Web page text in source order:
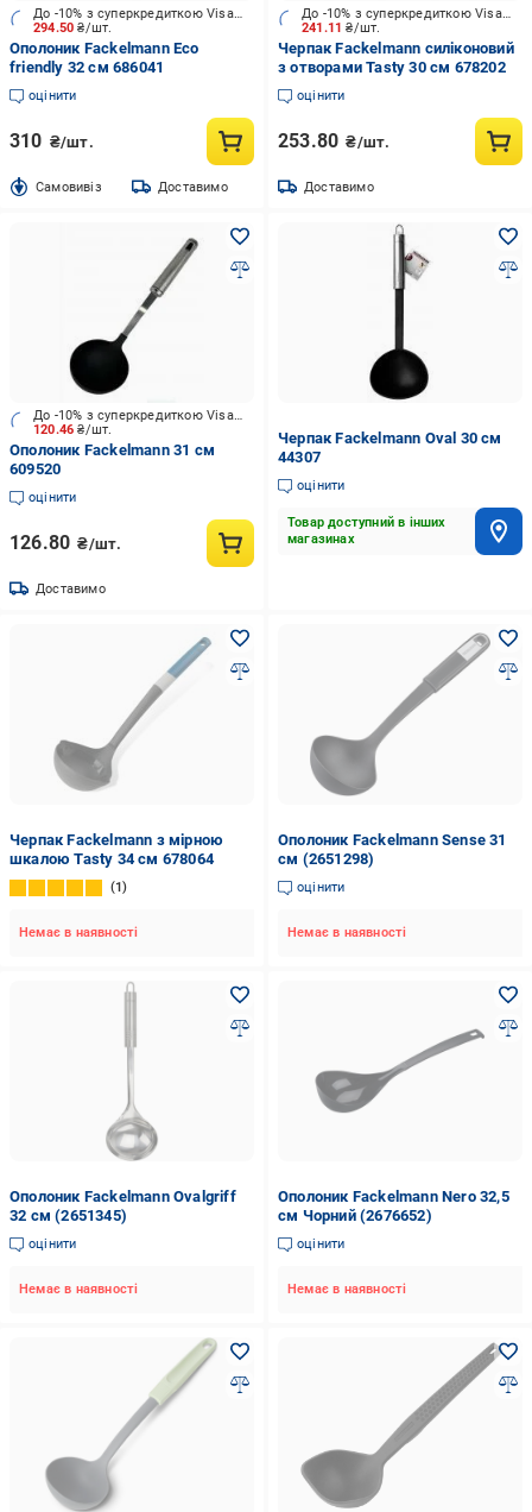
294.50₴/шт.
До -10% з суперкредиткою Visa Вигода
Ополоник Fackelmann Eco
friendly 32 см 686041
оцінити
310 ₴/шт.
Cамовивіз Доставимо
241.11₴/шт.
До -10% з суперкредиткою Visa Вигода
Черпак Fackelmann силіконовий
з отворами Tasty 30 см 678202
оцінити
253.80 ₴/шт.
Доставимо
120.46₴/шт.
До -10% з суперкредиткою Visa Вигода
Ополоник Fackelmann 31 см
609520
оцінити
126.80 ₴/шт.
Доставимо
Черпак Fackelmann Oval 30 см
44307
оцінити
Товар доступний в інших
магазинах
Черпак Fackelmann з мірною
шкалою Tasty 34 см 678064
1
Немає в наявності
Ополоник Fackelmann Sense 31
см (2651298)
оцінити
Немає в наявності
Ополоник Fackelmann Ovalgriff
32 см (2651345)
оцінити
Немає в наявності
Ополоник Fackelmann Nero 32,5
см Чорний (2676652)
оцінити
Немає в наявності